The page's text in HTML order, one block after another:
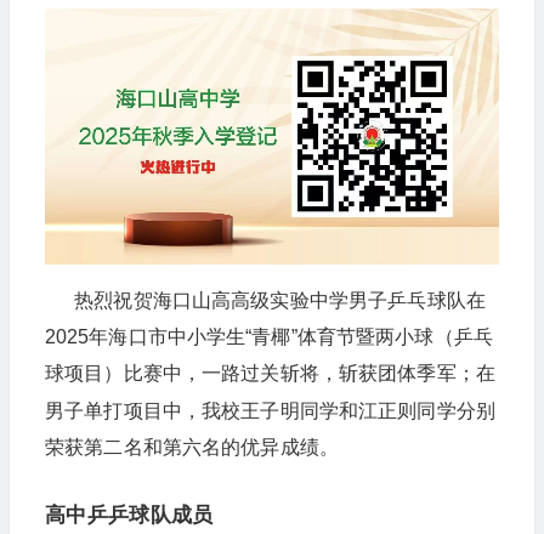
热烈祝贺海口山高高级实验中学男子乒乓球队在
2025年海口市中小学生“青椰”体育节暨两小球（乒乓
球项目）比赛中，一路过关斩将，斩获团体季军；在
男子单打项目中，我校王子明同学和江正则同学分别
荣获第二名和第六名的优异成绩。
高中乒乒球队成员